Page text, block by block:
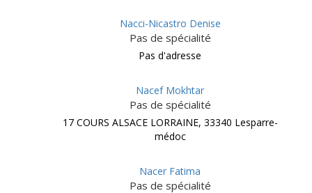
Nacci-Nicastro Denise
Pas de spécialité
Pas d'adresse
Nacef Mokhtar
Pas de spécialité
17 COURS ALSACE LORRAINE, 33340 Lesparre-
médoc
Nacer Fatima
Pas de spécialité